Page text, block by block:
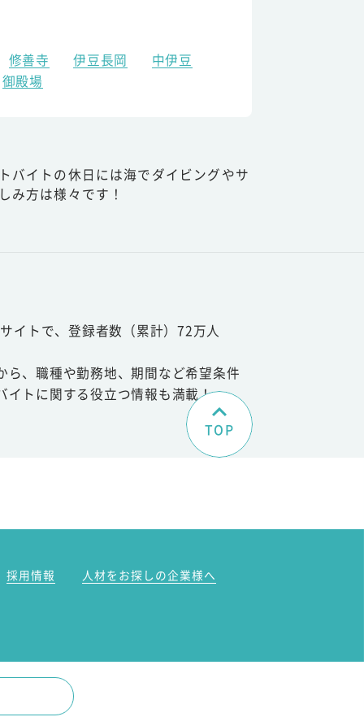
修善寺 伊豆長岡
中伊豆
御殿場
バイトの休日には海でダイビングやサ
み方は様々です！
イトで、登録者数（累計）72万人
、職種や勤務地、期間など希望条件
イトに関する役立つ情報も満載！
TOP
採用情報 人材をお探しの企業様へ